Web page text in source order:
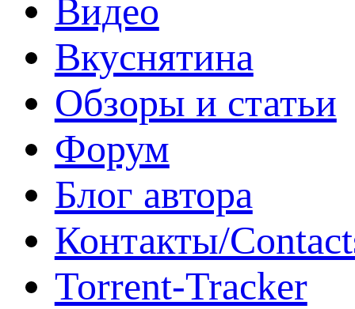
Видео
Вкуснятина
Обзоры и статьи
Форум
Блог автора
Контакты/
Torrent-Tracker